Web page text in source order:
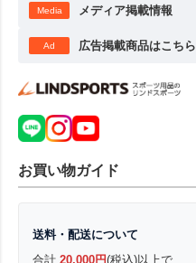
Media メディア掲載情報
Ad 広告掲載商品はこちら
お買い物ガイド
送料・配送について
合計 20,000円(税込)以上で